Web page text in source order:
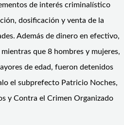
de interés criminalístico
dosificación y venta de la
Además de dinero en efectivo,
que 8 hombres y mujeres,
de edad, fueron detenidos
el subprefecto Patricio Noches,
y Contra el Crimen Organizado